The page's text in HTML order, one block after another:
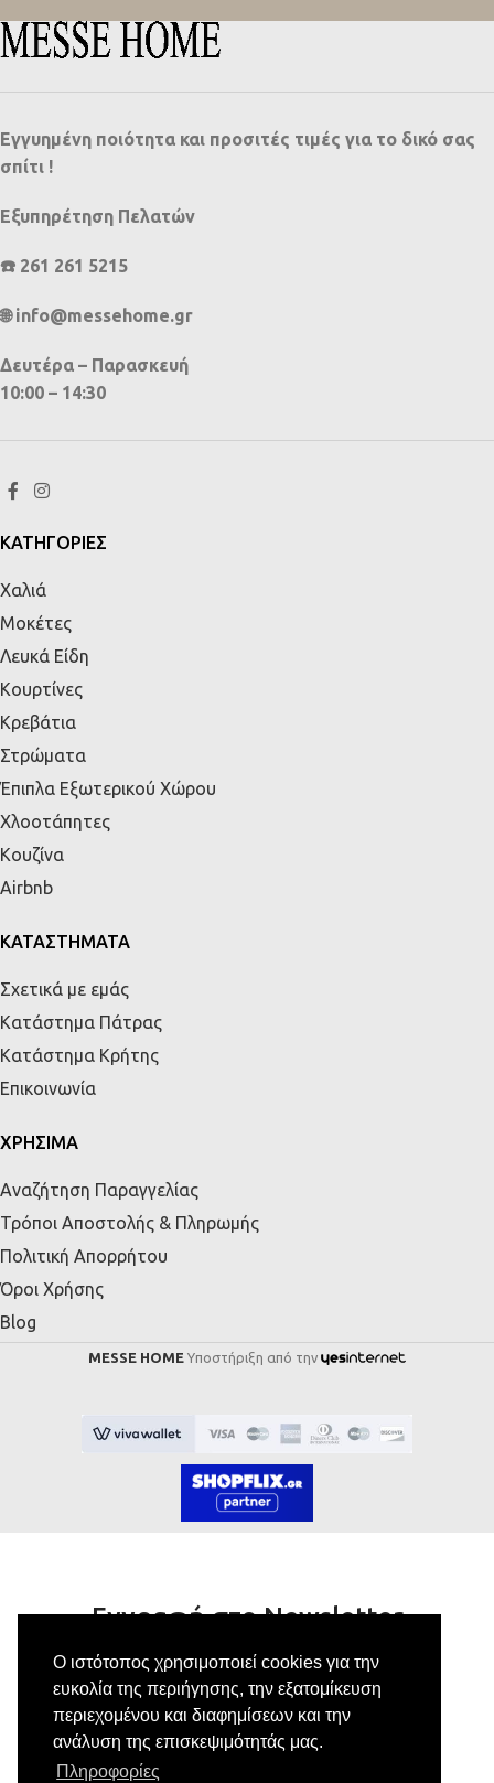
Ο ιστότοπος χρησιμοποιεί cookies για την
ευκολία της περιήγησης, την εξατομίκευση
περιεχομένου και διαφημίσεων και την
ανάλυση της επισκεψιμότητάς μας.
Πληροφορίες
Εγγυημένη ποιότητα και προσιτές τιμές για το δικό σας
σπίτι !
Εξυπηρέτηση Πελατών
☎️ 261 261 5215
🌐 info@messehome.gr
Δευτέρα – Παρασκευή
10:00 – 14:30
ΚΑΤΗΓΟΡΙΕΣ
Χαλιά
Μοκέτες
Λευκά Είδη
Κουρτίνες
Κρεβάτια
Στρώματα
Έπιπλα Εξωτερικού Χώρου
Χλοοτάπητες
Κουζίνα
Airbnb
ΚΑΤΑΣΤΗΜΑΤΑ
Σχετικά με εμάς
Κατάστημα Πάτρας
Κατάστημα Κρήτης
Επικοινωνία
ΧΡΗΣΙΜΑ
Αναζήτηση Παραγγελίας
Τρόποι Αποστολής & Πληρωμής
Πολιτική Απορρήτου
Όροι Χρήσης
Blog
MESSE HOME Υποστήριξη από την
Εγγραφή στο Newsletter
Κάνε εγγραφή στο newsletter μας για να
λαμβάνεις αποκλειστικές προσφορές.